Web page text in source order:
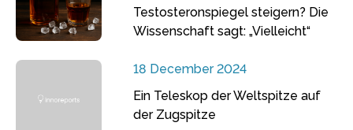
Testosteronspiegel steigern? Die
Wissenschaft sagt: „Vielleicht“
18 December 2024
Ein Teleskop der Weltspitze auf
der Zugspitze